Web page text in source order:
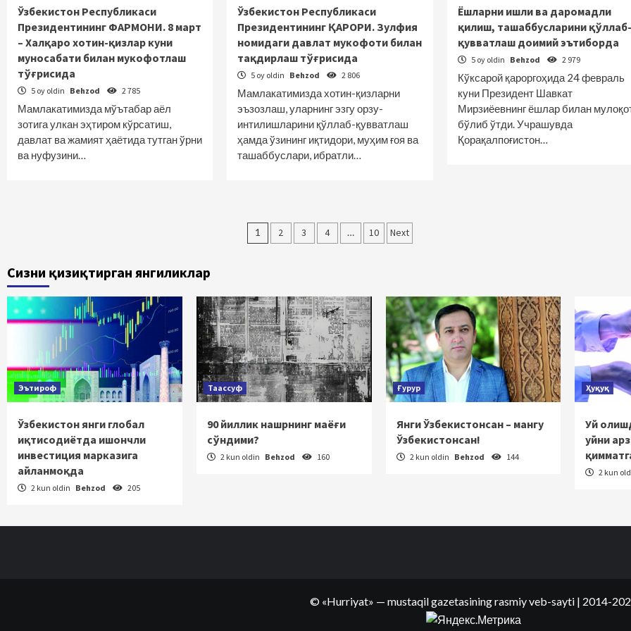
Ўзбекистон Республикаси
Президентининг ФАРМОНИ. 8 март
– Халқаро хотин-қизлар куни
муносабати билан мукофотлаш
тўғрисида
5 oy oldin Behzod 2 785
Мамлакатимизда мўътабар аёл
зотига улкан эҳтиром кўрсатиш,
давлат ва жамият ҳаётида тутган ўрни
ва нуфузини…
Ўзбекистон Республикаси
Президентининг ҚАРОРИ. Зулфия
номидаги давлат мукофоти билан
тақдирлаш тўғрисида
5 oy oldin Behzod 2 806
Мамлакатимизда хотин-қизларни
эъзозлаш, уларнинг эзгу орзу-
интилишларини қўллаб-қувватлаш
ҳамда ўзининг иқтидори, муҳим ғоя ва
ташаббуслари, ибратли…
Ёшларни ишли ва даромадли
қилиш, ташаббусларини қўллаб-
қувватлаш доимий эътиборда
5 oy oldin Behzod 2 979
Кўксарой қароргоҳида 24 февраль
куни Президент Шавкат
Мирзиёевнинг ёшлар билан
бўлиб ўтди. Учрашувда
Қорақалпоғистон…
Maqolalar
1 2 3 4 … 10 Next
Сизни қизиқтирган янгиликлар
Эътироф
Ўзбекистон янги глобал
иқтисодиётда ишончли
инвестиция марказига
айланмоқда
2 kun oldin Behzod 205
Таассуф
90 йиллик нашрнинг маёғи
сўндими?
2 kun oldin Behzod 160
Ғурур
Янги Ўзбекистонсан – мангу
Ўзбекистонсан!
2 kun oldin Behzod 144
Ҳуқуқ
Уй
уйни
2 kun
© «Hurriyat» — mustaqil gazetasining rasmiy veb-sayti | 2014-